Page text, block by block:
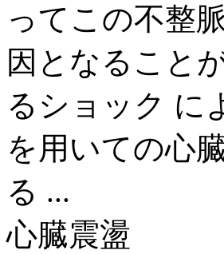
ってこの不整
因となること
るショック に
を用いての心
る ...
心臓震盪